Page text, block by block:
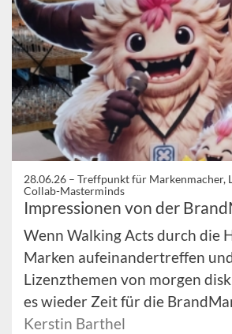
28.06.26 – Treffpunkt für Markenmacher,
Collab-Masterminds
Impressionen von der
Wenn Walking Acts durch die
Marken aufeinandertreffen
Lizenzthemen von morgen
es wieder Zeit für die
Kerstin Barthel